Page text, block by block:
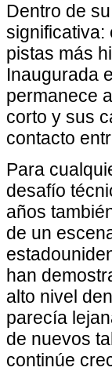
Dentro de
significativa:
pistas más
Inaugurada
permanece
corto y sus
contacto
Para
desafío
años
de un
han
alto nivel
parecía
de nuevos
continúe